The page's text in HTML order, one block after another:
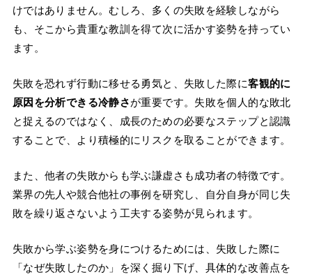
けではありません。むしろ、多くの失敗を経験しながら
も、そこから貴重な教訓を得て次に活かす姿勢を持ってい
ます。
失敗を恐れず行動に移せる勇気と、失敗した際に客観的に
原因を分析できる冷静さが重要です。失敗を個人的な敗北
と捉えるのではなく、成長のための必要なステップと認識
することで、より積極的にリスクを取ることができます。
また、他者の失敗からも学ぶ謙虚さも成功者の特徴です。
業界の先人や競合他社の事例を研究し、自分自身が同じ失
敗を繰り返さないよう工夫する姿勢が見られます。
失敗から学ぶ姿勢を身につけるためには、失敗した際に
「なぜ失敗したのか」を深く掘り下げ、具体的な改善点を